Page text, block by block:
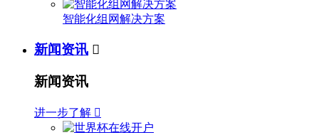
智能化组网解决方案
新闻资讯 
新闻资讯
进一步了解 